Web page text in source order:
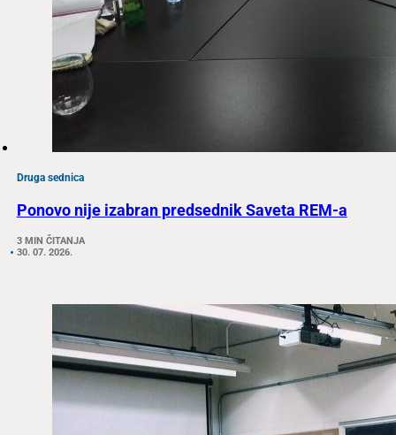
Druga sednica
Ponovo nije izabran predsednik Saveta REM-a
3 MIN ČITANJA
30. 07. 2026.